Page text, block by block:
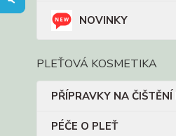
NOVINKY
PLEŤOVÁ KOSMETIKA
PŘÍPRAVKY NA ČIŠTĚNÍ
PÉČE O PLEŤ